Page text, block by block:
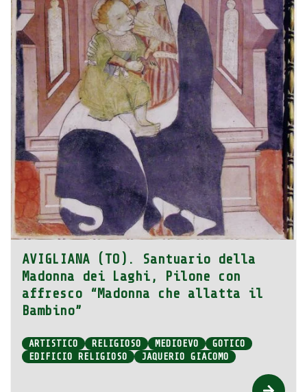
AVIGLIANA (TO). Santuario della
Madonna dei Laghi, Pilone con
affresco “Madonna che allatta il
Bambino”
ARTISTICO RELIGIOSO MEDIOEVO
GOTICO
EDIFICIO RELIGIOSO
JAQUERIO GIACOMO